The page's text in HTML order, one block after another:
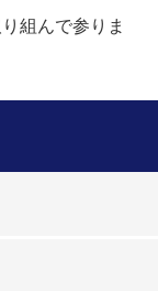
組んで参りま